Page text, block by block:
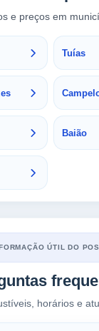
e preços em
Tuías
Baião
ÚTIL DO
horários e